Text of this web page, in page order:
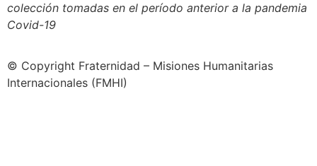
colección tomadas en el período anterior a la pandemia
Covid-19
© Copyright Fraternidad – Misiones Humanitarias
Internacionales (FMHI)